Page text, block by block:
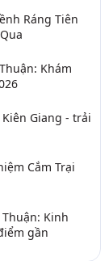
Ráng Tiên
Khám
Giang - trải
Cắm Trại
Kinh
gần